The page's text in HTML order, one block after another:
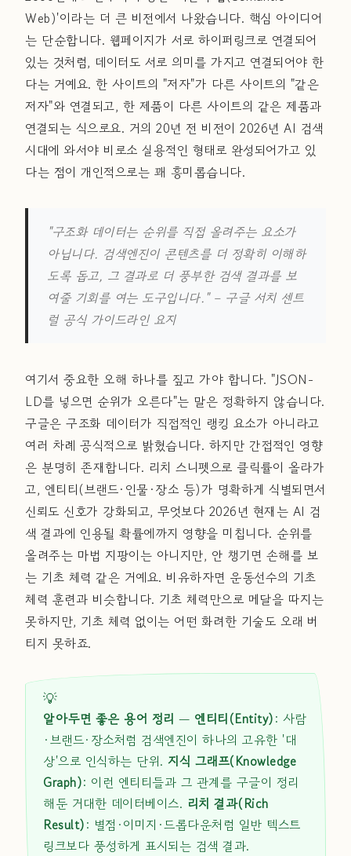
Web)'이라는 더 큰 비전에서 나왔습니다. 핵심 아이디어
는 단순합니다. 웹페이지가 서로 하이퍼링크로 연결되어
있는 것처럼, 데이터도 서로 의미를 가지고 연결되어야 한
다는 거예요. 한 사이트의 "저자"가 다른 사이트의 "같은
저자"와 연결되고, 한 제품이 다른 사이트의 같은 제품과
연결되는 식으로요. 거의 20년 전 비전이 2026년 AI 검색
시대에 와서야 비로소 실용적인 형태로 완성되어가고 있
다는 점이 개인적으로는 꽤 흥미롭습니다.
"구조화 데이터는 순위를 직접 올려주는 요소가
아닙니다. 검색엔진이 콘텐츠를 더 정확히 이해하
도록 돕고, 그 결과로 더 풍부한 검색 결과를 보
여줄 기회를 여는 도구입니다." – 구글 서치 센트
럴 공식 가이드라인 요지
여기서 중요한 오해 하나를 짚고 가야 합니다. "JSON-
LD를 넣으면 순위가 오른다"는 말은 정확하지 않습니다.
구글은 구조화 데이터가 직접적인 랭킹 요소가 아니라고
여러 차례 공식적으로 밝혔습니다. 하지만 간접적인 영향
은 분명히 존재합니다. 리치 스니펫으로 클릭률이 올라가
고, 엔티티(브랜드·인물·장소 등)가 명확하게 식별되면서
신뢰도 신호가 강화되고, 무엇보다 2026년 현재는 AI 검
색 결과에 인용될 확률에까지 영향을 미칩니다. 순위를
올려주는 마법 지팡이는 아니지만, 안 챙기면 손해를 보
는 기초 체력 같은 거예요. 비유하자면 운동선수의 기초
체력 훈련과 비슷합니다. 기초 체력만으로 메달을 따지는
못하지만, 기초 체력 없이는 어떤 화려한 기술도 오래 버
티지 못하죠.
💡
알아두면 좋은 용어 정리 — 엔티티(Entity): 사람
·브랜드·장소처럼 검색엔진이 하나의 고유한 '대
상'으로 인식하는 단위.지식 그래프(Knowledge
Graph): 이런 엔티티들과 그 관계를 구글이 정리
해둔 거대한 데이터베이스. 리치 결과(Rich
Result): 별점·이미지·드롭다운처럼 일반 텍스트
링크보다 풍성하게 표시되는 검색 결과.